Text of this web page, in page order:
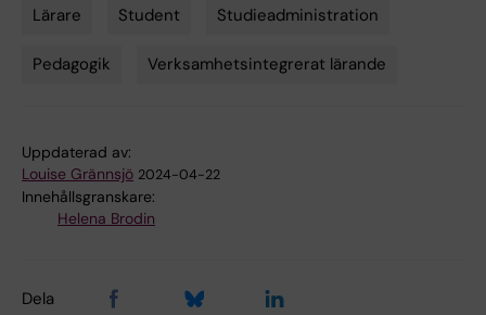
Lärare Student Studieadministration
Pedagogik Verksamhetsintegrerat lärande
Uppdaterad av:
Louise Grännsjö 2024-04-22
Innehållsgranskare:
Helena Brodin
Dela